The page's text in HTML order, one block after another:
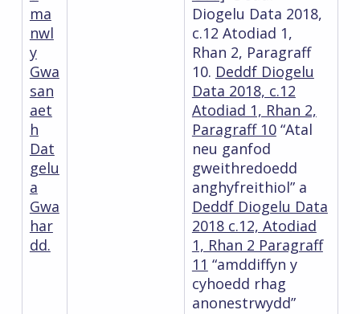
ma
nwl
y
Gwa
san
aet
h
Dat
gelu
a
Gwa
har
dd.
Diogelu Data 2018,
c.12 Atodiad 1,
Rhan 2, Paragraff
10. Deddf Diogelu
Data 2018, c.12
Atodiad 1, Rhan 2,
Paragraff 10“Atal
neu ganfod
gweithredoedd
anghyfreithiol” a
Deddf Diogelu Data
2018 c.12, Atodiad
1, Rhan 2 Paragraff
11 “amddiffyn y
cyhoedd rhag
anonestrwydd”